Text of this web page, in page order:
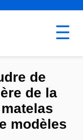
de
de la
modèles